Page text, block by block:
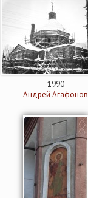
1990
Андрей Агафонов